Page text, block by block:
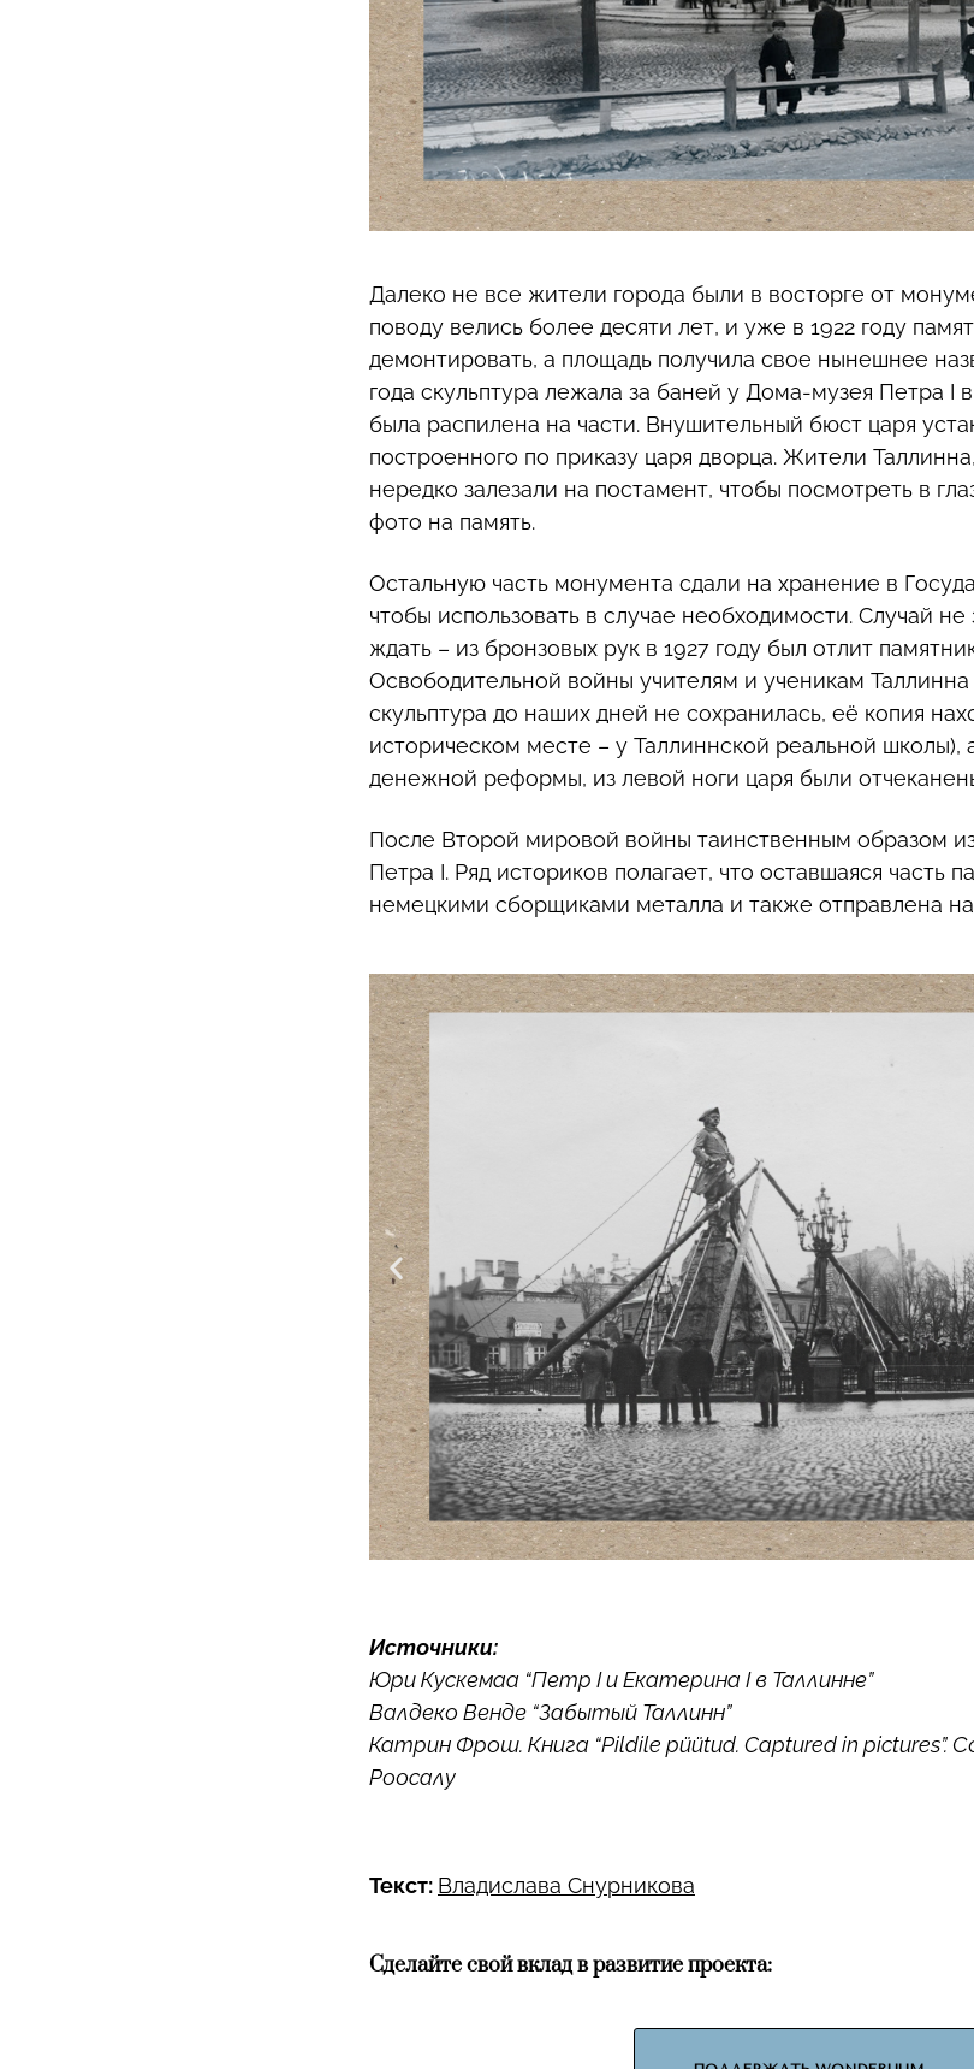
Далеко не все жители города были в восторге от
поводу велись более десяти лет, и уже в 1922 году
демонтировать, а площадь получила свое нынешнее
года скульптура лежала за баней у Дома-музея Петра I
была распилена на части. Внушительный бюст царя
построенного по приказу царя дворца. Жители
нередко залезали на постамент, чтобы посмотреть в
фото на память.
Остальную часть монумента сдали на хранение в
чтобы использовать в случае необходимости. Случай не
ждать – из бронзовых рук в 1927 году был отлит
Освободительной войны учителям и ученикам Таллинна
скульптура до наших дней не сохранилась, её копия
историческом месте – у Таллиннской реальной школы),
денежной реформы, из левой ноги царя были
После Второй мировой войны таинственным образом
Петра I. Ряд историков полагает, что оставшаяся часть
немецкими сборщиками металла и также отправлена
Источники:
Юри Кускемаа “Петр I и Екатерина I в Таллинне”
Валдеко Венде “Забытый Таллинн”
Катрин Фрош. Книга “Pildile püütud. Captured in pictures”.
Роосалу
Текст: Владислава Снурникова
Сделайте свой вклад в развитие проекта: